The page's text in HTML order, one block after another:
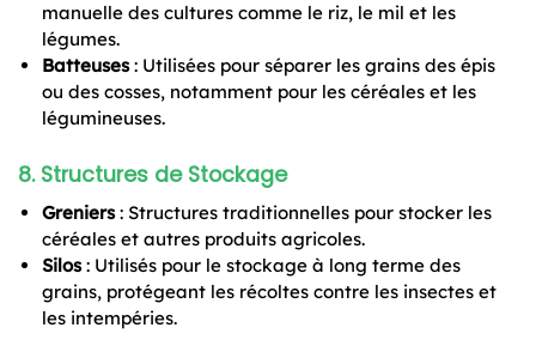
manuelle des cultures comme le riz, le mil et les
légumes.
Batteuses: Utilisées pour séparer les grains des épis
ou des cosses, notamment pour les céréales et les
légumineuses.
8. Structures de Stockage
Greniers: Structures traditionnelles pour stocker les
céréales et autres produits agricoles.
Silos: Utilisés pour le stockage à long terme des
grains, protégeant les récoltes contre les insectes et
les intempéries.